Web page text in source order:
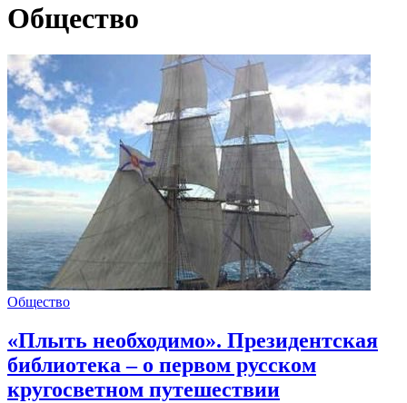
Общество
Общество
«Плыть необходимо». Президентская
библиотека – о первом русском
кругосветном путешествии